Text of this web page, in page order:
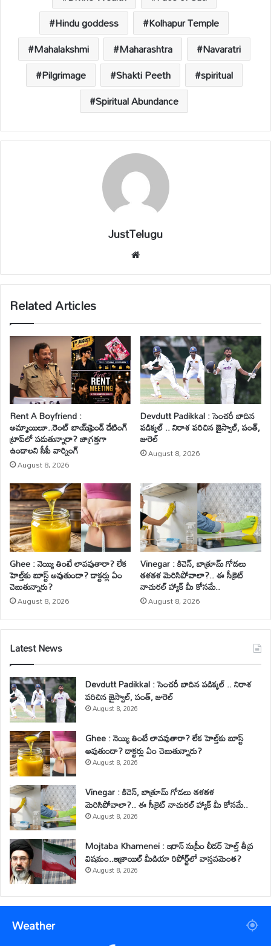
p k k
Hindu goddess
Kolhapur Temple
Mahalakshmi
Maharashtra
Navaratri
Pilgrimage
Shakti Peeth
spiritual
Spiritual Abundance
JustTelugu
te
Related Articles
Rent A Boyfriend :
అమ్మాయిలూ..రెంట్ బాయ్‌ఫ్రెండ్ డేటింగ్
ట్రాప్‌లో పడుతున్నారా? జాగ్రత్తగా
ఉండాలని సీపీ వార్నింగ్
August 8, 2026
Devdutt Padikkal : సెంచరీ బాదిన
పడిక్కల్ .. నిరాశ పరిచిన జైస్వాల్, పంత్,
జురెల్
August 8, 2026
Ghee : నెయ్యి తింటే లావవుతారా? లేక
హెల్త్‌కు బూస్ట్ అవుతుందా? డాక్టర్లు ఏం
చెబుతున్నారు?
August 8, 2026
Vinegar : కిచెన్, బాత్రూమ్ గోడలు
తళతళ మెరిసిపోవాలా?.. ఈ సీక్రెట్
నాచురల్ హ్యాక్ మీ కోసమే..
August 8, 2026
Latest News
Devdutt Padikkal : సెంచరీ బాదిన పడిక్కల్ .. నిరాశ
పరిచిన జైస్వాల్, పంత్, జురెల్
August 8, 2026
Ghee : నెయ్యి తింటే లావవుతారా? లేక హెల్త్‌కు బూస్ట్
అవుతుందా? డాక్టర్లు ఏం చెబుతున్నారు?
August 8, 2026
Vinegar : కిచెన్, బాత్రూమ్ గోడలు తళతళ
మెరిసిపోవాలా?.. ఈ సీక్రెట్ నాచురల్ హ్యాక్ మీ కోసమే..
August 8, 2026
Mojtaba Khamenei : ఇరాన్ సుప్రీం లీడర్ హెల్త్ తీవ్ర
విషమం..ఇజ్రాయిల్ మీడియా రిపోర్ట్‌లో వాస్తవమెంత?
August 8, 2026
Weather